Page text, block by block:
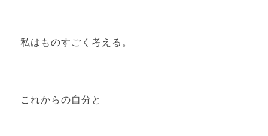
私はものすごく考える。
これからの自分と